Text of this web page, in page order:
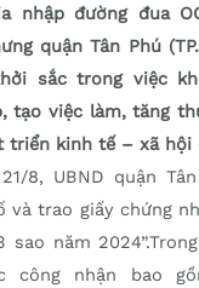
nhập đường đua
quận Tân Phú
sắc trong việc
tạo việc làm, tăng
triển kinh tế – xã hội
21/8, UBND quận
và trao giấy chứng
sao năm
công nhận bao